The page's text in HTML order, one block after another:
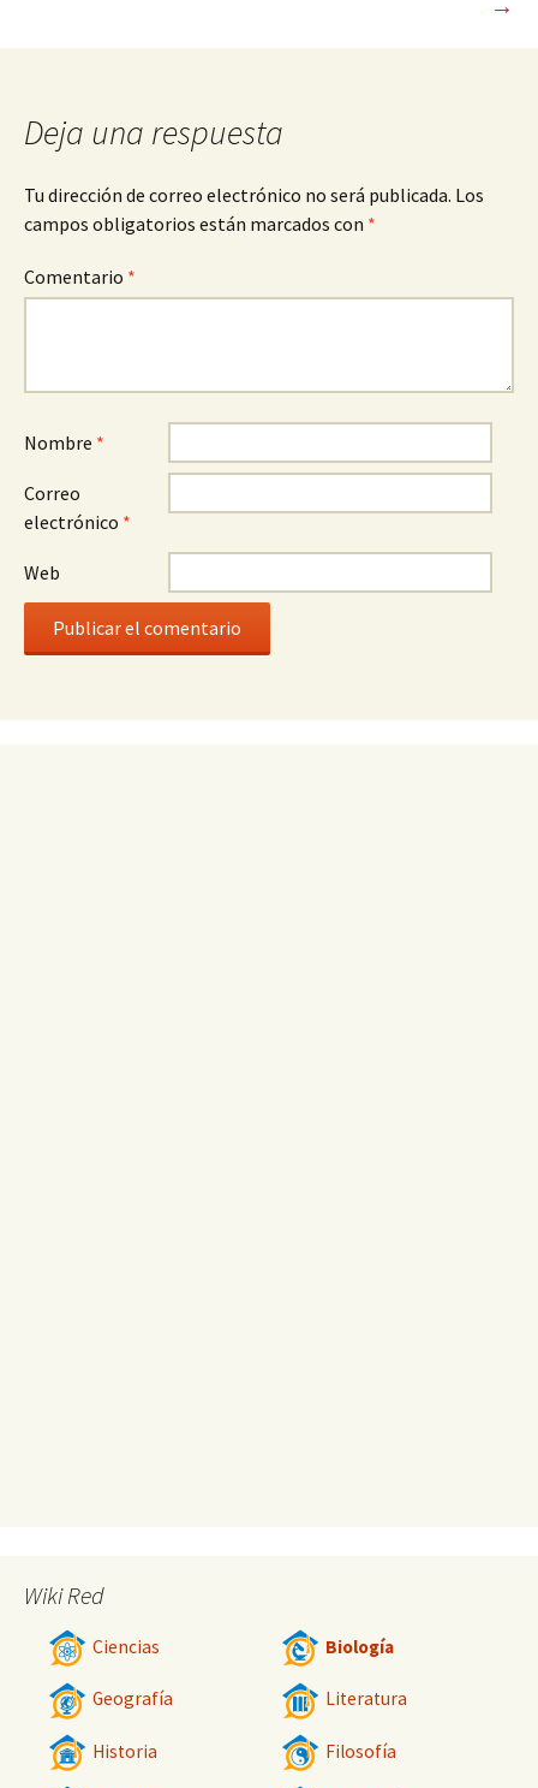
entradas
Deja una respuesta
Tu dirección de correo electrónico no será publicada. Los
campos obligatorios están marcados con *
Comentario *
Nombre *
Correo
electrónico *
Web
Wiki Red
Ciencias Biología
Geografía Literatura
Historia Filosofía